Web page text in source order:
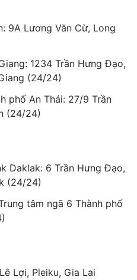
9A Lương Văn Cừ, Long
1234 Trần Hưng Đạo,
(24/24)
phố An Thái: 27/9 Trần
(24/24)
Daklak: 6 Trần Hưng Đạo,
(24/24)
tâm ngã 6 Thành phố
Lợi, Pleiku, Gia Lai